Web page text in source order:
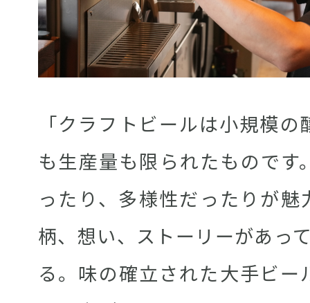
「クラフトビールは小規模
も生産量も限られたものです
ったり、多様性だったりが
柄、想い、ストーリーがあっ
る。味の確立された大手ビー